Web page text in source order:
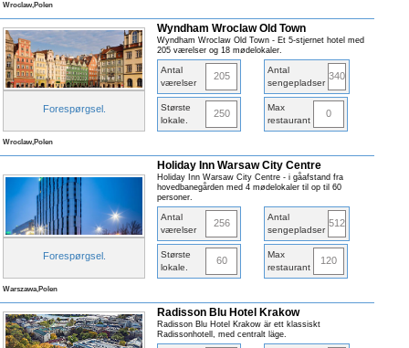
Wroclaw,Polen
Forespørgsel.
Wyndham Wroclaw Old Town
Wyndham Wroclaw Old Town - Et 5-stjernet hotel med
205 værelser og 18 mødelokaler.
Antal
værelser
205
Antal
sengepladser
340
Største
lokale
250
Max
restaurant
0
Wroclaw,Polen
Forespørgsel.
Holiday Inn Warsaw City Centre
Holiday Inn Warsaw City Centre - i gåafstand fra
hovedbanegården med 4 mødelokaler til op til 60
personer.
Antal
værelser
256
Antal
sengepladser
512
Største
lokale
60
Max
restaurant
120
Warszawa,Polen
Radisson Blu Hotel Krakow
Radisson Blu Hotel Krakow är ett klassiskt
Radissonhotell, med centralt läge.